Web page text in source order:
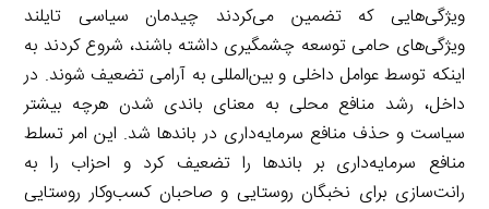
ویژگی‌هایی که تضمین می‌کردند چیدمان سیاسی تایلند
ویژگی‌های حامی توسعه چشمگیری داشته باشند، شروع کردند به
اینکه توسط عوامل داخلی و بین‌المللی به آرامی تضعیف شوند. در
داخل، رشد منافع محلی به معنای باندی شدن هرچه بیشتر
سیاست و حذف منافع سرمایه‌داری در باندها شد. این امر تسلط
منافع سرمایه‌داری بر باندها را تضعیف کرد و احزاب را به
رانت‌سازی برای نخبگان روستایی و صاحبان کسب‌وکار روستایی